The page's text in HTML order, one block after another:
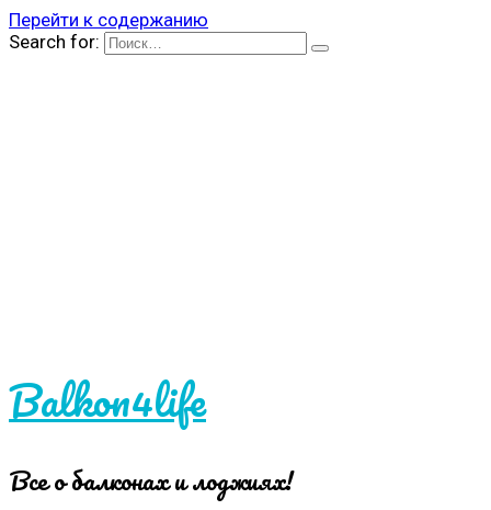
Перейти к содержанию
Search for:
Balkon4life
Все о балконах и лоджиях!